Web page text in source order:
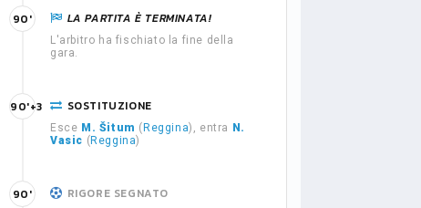
LA PARTITA È TERMINATA!
L'arbitro ha fischiato la fine della
gara.
90'
SOSTITUZIONE
Esce M. Šitum ( Reggina), entra
N.
Vasic ( Reggina)
90'+3
RIGORE SEGNATO
90'